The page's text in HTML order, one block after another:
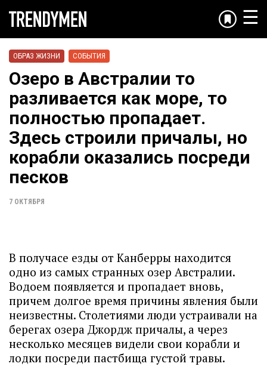
☰
ОБРАЗ ЖИЗНИ СОБЫТИЯ
Озеро в Австралии то
разливается как море, то
полностью пропадает.
Здесь строили причалы, но
корабли оказались посреди
песков
7 ОКТЯБРЯ
В получасе езды от Канберры находится
одно из самых странных озер Австралии.
Водоем появляется и пропадает вновь,
причем долгое время причины явления были
неизвестны. Столетиями люди устраивали на
берегах озера Джордж причалы, а через
несколько месяцев видели свои корабли и
лодки посреди пастбища густой травы.